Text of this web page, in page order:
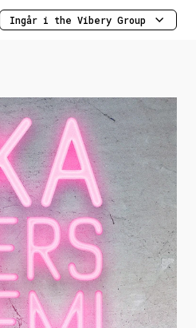
Ingår i the Vibery Group